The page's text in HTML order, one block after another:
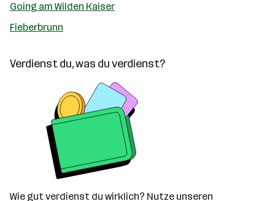
Going am Wilden Kaiser
Fieberbrunn
Verdienst du, was du verdienst?
Wie gut verdienst du wirklich? Nutze unseren